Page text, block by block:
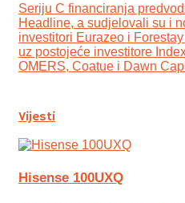
Seriju C financiranja
Headline, a sudjelovali su i
investitori Eurazeo i
uz postojeće investitore
OMERS, Coatue i Dawn
Vijesti
Hisense 100UXQ